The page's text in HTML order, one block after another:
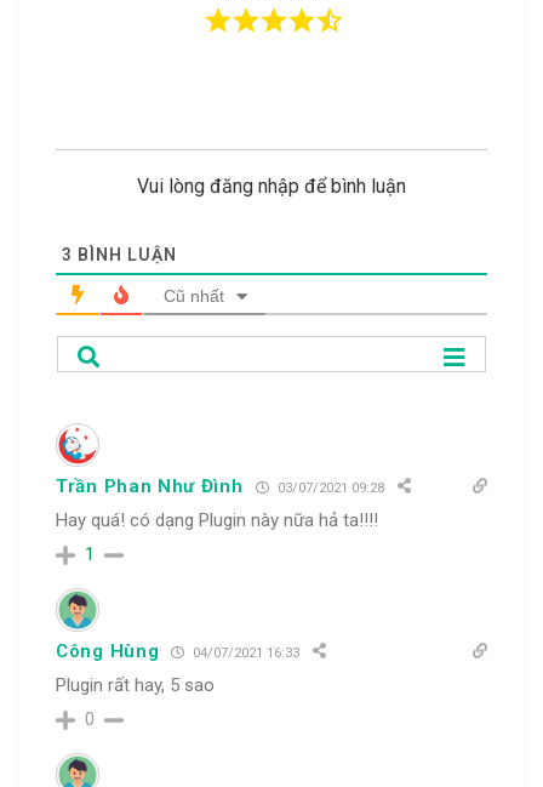
Vui lòng đăng nhập để bình luận
3 BÌNH LUẬN
Cũ nhất
Trần Phan Như Đình 03/07/2021 09:28
Hay quá! có dạng Plugin này nữa hả ta!!!!
1
Công Hùng 04/07/2021 16:33
Plugin rất hay, 5 sao
0